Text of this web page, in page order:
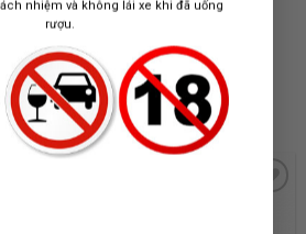
nhiệm và không lái xe khi đã uống
rượu.
745.000₫
nhất